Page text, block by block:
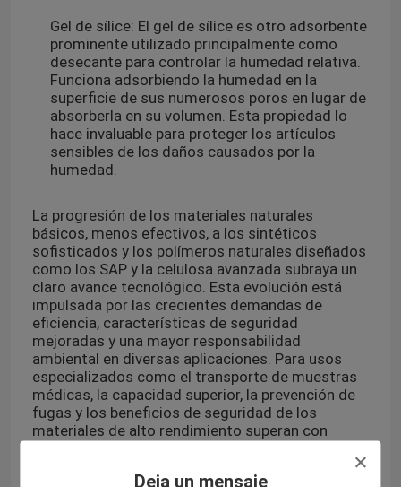
Deja un mensaje
Gel de sílice: El gel de sílice es otro adsorbente
prominente utilizado principalmente como
desecante para controlar la humedad relativa.
Funciona adsorbiendo la humedad en la
superficie de sus numerosos poros en lugar de
absorberla en su volumen. Esta propiedad lo
hace invaluable para proteger los artículos
sensibles de los daños causados por la
humedad.
La progresión de los materiales naturales
básicos, menos efectivos, a los sintéticos
sofisticados y los polímeros naturales diseñados
como los SAP y la celulosa avanzada subraya un
claro avance tecnológico. Esta evolución está
impulsada por las crecientes demandas de
eficiencia, características de seguridad
mejoradas y una mayor responsabilidad
ambiental en diversas aplicaciones. Para usos
especializados como el transporte de muestras
médicas, la capacidad superior, la prevención de
fugas y los beneficios de seguridad de los
materiales de alto rendimiento superan con
efectivas, lo que los establece como el estándar